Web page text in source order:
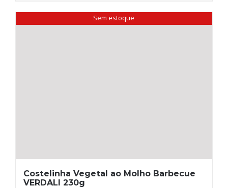
Sem estoque
Costelinha Vegetal ao Molho Barbecue
VERDALI 230g